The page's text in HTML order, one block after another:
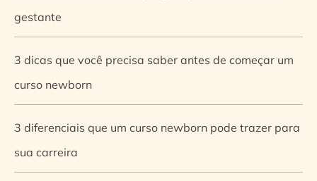
gestante
3 dicas que você precisa saber antes de começar um
curso newborn
3 diferenciais que um curso newborn pode trazer para
sua carreira